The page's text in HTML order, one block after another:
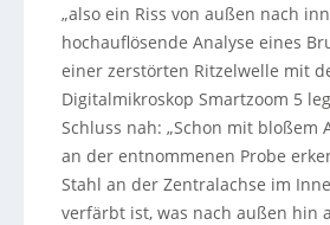
„also ein Riss von außen nach
hochauflösende Analyse eines
einer zerstörten Ritzelwelle mit
Digitalmikroskop Smartzoom 5
Schluss nah: „Schon mit bloßem
an der entnommenen Probe
Stahl an der Zentralachse im
verfärbt ist, was nach außen hin